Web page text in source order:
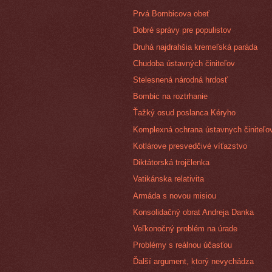
Prvá Bombicova obeť
Dobré správy pre populistov
Druhá najdrahšia kremeľská paráda
Chudoba ústavných činiteľov
Stelesnená národná hrdosť
Bombic na roztrhanie
Ťažký osud poslanca Kéryho
Komplexná ochrana ústavnych
Kotlárove presvedčivé víťazstvo
Diktátorská trojčlenka
Vatikánska relativita
Armáda s novou misiou
Konsolidačný obrat Andreja Danka
Veľkonočný problém na úrade
Problémy s reálnou účasťou
Ďalší argument, ktorý nevychádza